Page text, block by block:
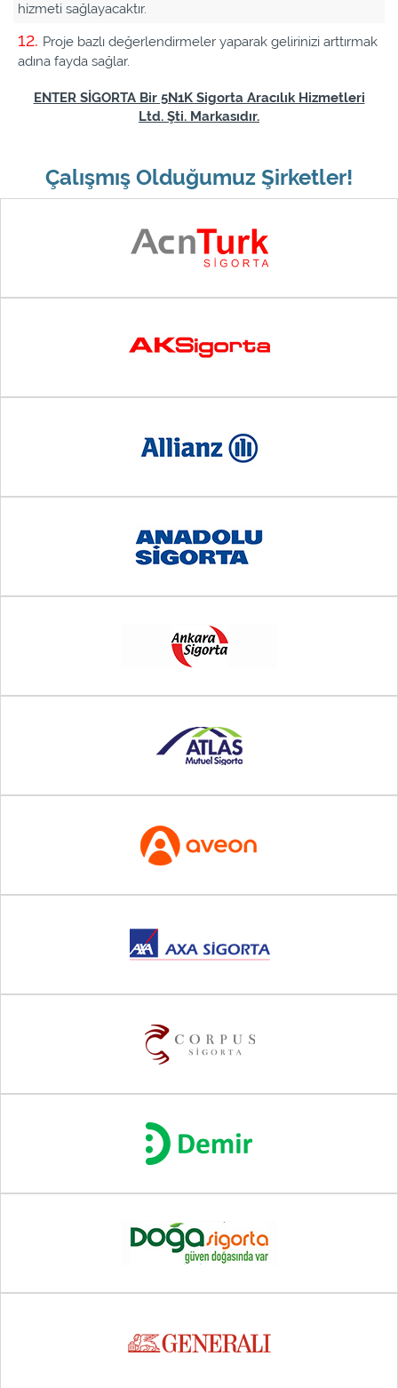
hizmeti sağlayacaktır.
Proje bazlı değerlendirmeler yaparak gelirinizi arttırmak
adına fayda sağlar.
ENTER SİGORTA Bir 5N1K Sigorta Aracılık Hizmetleri
Ltd. Şti. Markasıdır.
Çalışmış Olduğumuz Şirketler!